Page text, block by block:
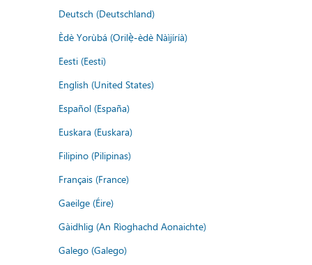
Deutsch (Deutschland)
Èdè Yorùbá (Orilẹ̀-èdè Nàìjíríà)
Eesti (Eesti)
English (United States)
Español (España)
Euskara (Euskara)
Filipino (Pilipinas)
Français (France)
Gaeilge (Éire)
Gàidhlig (An Rìoghachd Aonaichte)
Galego (Galego)